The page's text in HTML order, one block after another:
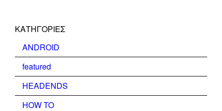
KΑΤΗΓΟΡΊΕΣ
ANDROID
featured
HEADENDS
HOW TO